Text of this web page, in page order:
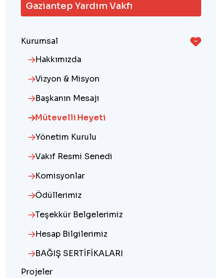
Gaziantep Yardım Vakfı
Kurumsal
Hakkımızda
Vizyon & Misyon
Başkanın Mesajı
Mütevelli Heyeti
Yönetim Kurulu
Vakıf Resmi Senedi
Komisyonlar
Ödüllerimiz
Teşekkür Belgelerimiz
Hesap Bilgilerimiz
BAĞIŞ SERTİFİKALARI
Projeler